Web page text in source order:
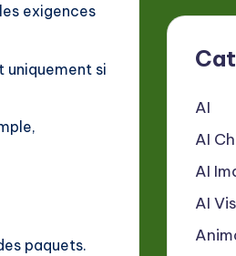
exigences
uniquement si
paquets.
AI
AI
AI
AI